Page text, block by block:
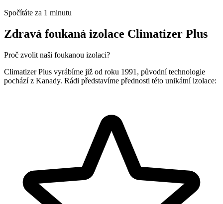
Spočítáte za 1 minutu
Zdravá foukaná izolace Climatizer Plus
Proč zvolit naši foukanou izolaci?
Climatizer Plus vyrábíme již od roku 1991, původní technologie
pochází z Kanady. Rádi představíme přednosti této unikátní izolace: